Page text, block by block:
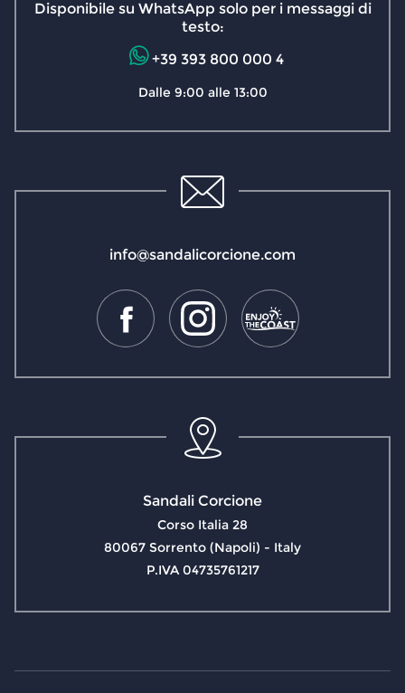
Sandali Corcione
Corso Italia 28
80067 Sorrento (Napoli) - Italy
P.IVA 04735761217
info@sandalicorcione.com
Disponibile su WhatsApp solo per i messaggi di
testo:
+39 393 800 000 4
Dalle 9:00 alle 13:00